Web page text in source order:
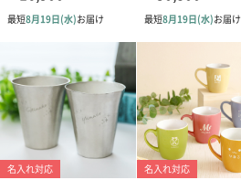
ベビーギフトセットもご用意して
ベビーソックスやおむつなど、もらっ
とめました。オプションでご選択いた
お届けいたします。